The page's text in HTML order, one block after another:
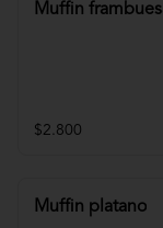
Muffin
$2.800
Muffin platano